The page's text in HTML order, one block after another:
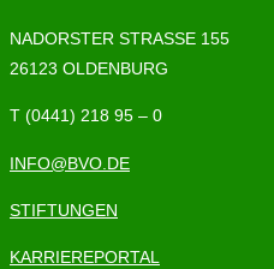
NADORSTER STRASSE 155
26123 OLDENBURG
T (0441) 218 95 – 0
INFO@BVO.DE
STIFTUNGEN
KARRIEREPORTAL